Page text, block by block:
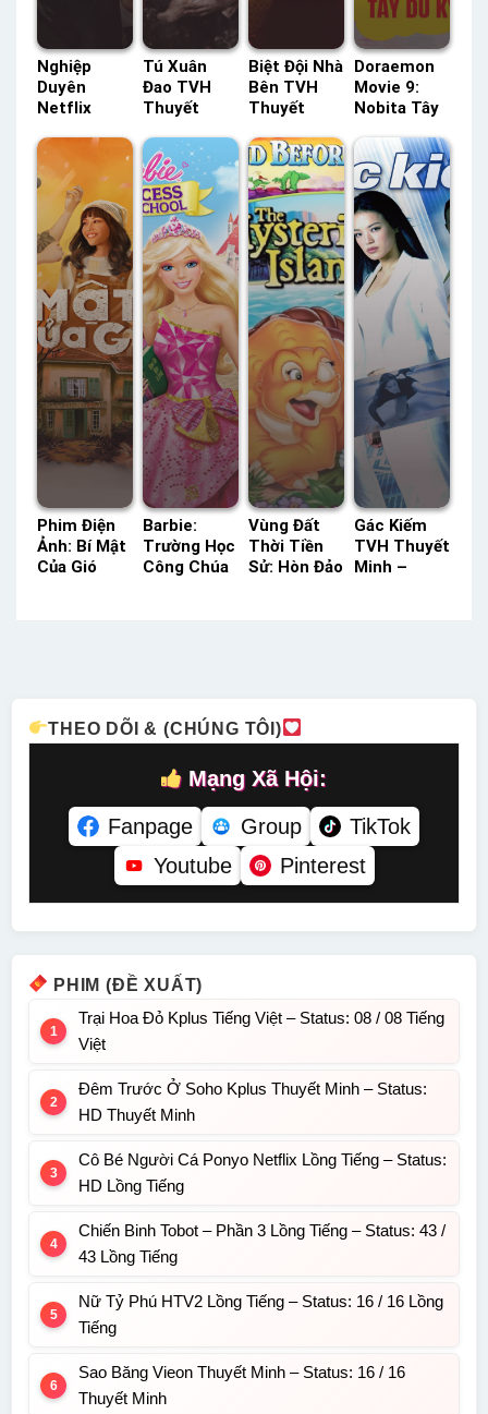
Nghiệp
Duyên
Netflix
– Status:
06 / 06
Lồng Tiếng
Tú Xuân
Đao TVH
Thuyết
Status: HD
Thuyết
Minh
Biệt Đội Nhà
Bên TVH
Thuyết
Status: 10 /
10 Thuyết
Minh
Doraemon
Movie 9:
Nobita Tây
Thuyết
Minh –
Status: HD
Thuyết
Minh
Phim Điện
Ảnh: Bí Mật
Của Gió
Barbie:
Trường Học
Công Chúa
Vùng Đất
Thời Tiền
Sử: Hòn Đảo
Gác Kiếm
TVH Thuyết
Minh –
THEO DÕI & (CHÚNG TÔI)
Mạng Xã Hội:
Fanpage
Group
TikTok
Youtube
Pinterest
PHIM (ĐỀ XUẤT)
Trại Hoa Đỏ Kplus Tiếng Việt – Status: 08 / 08 Tiếng
Việt
Đêm Trước Ở Soho Kplus Thuyết Minh – Status:
HD Thuyết Minh
Cô Bé Người Cá Ponyo Netflix Lồng Tiếng – Status:
HD Lồng Tiếng
Chiến Binh Tobot – Phần 3 Lồng Tiếng – Status: 43 /
43 Lồng Tiếng
Nữ Tỷ Phú HTV2 Lồng Tiếng – Status: 16 / 16 Lồng
Tiếng
Sao Băng Vieon Thuyết Minh – Status: 16 / 16
Thuyết Minh